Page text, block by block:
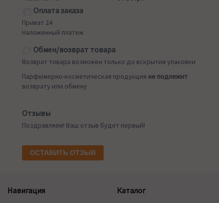
Оплата заказа
Приват 24
Наложенный платеж
Обмен/возврат товара
Возврат товара возможен только до вскрытия упаковки
Парфюмерно-косметическая продукция не подлежит
возврату или обмену
Отзывы
Поздравляем! Ваш отзыв будет первый!
ОСТАВИТЬ ОТЗЫВ
Навигация Каталог